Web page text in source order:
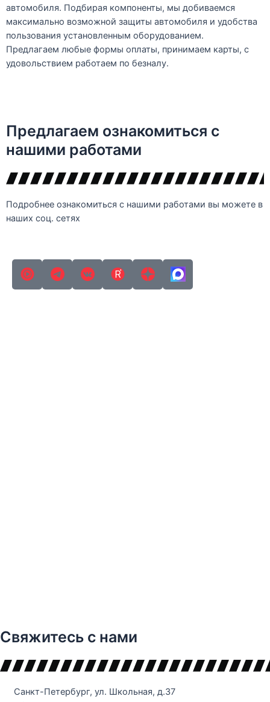
автомобиля. Подбирая компоненты, мы добиваемся
максимально возможной защиты автомобиля и удобства
пользования установленным оборудованием.
Предлагаем любые формы оплаты, принимаем карты, с
удовольствием работаем по безналу.
Предлагаем ознакомиться с
нашими работами
Подробнее ознакомиться с нашими работами вы можете в
наших соц. сетях
Свяжитесь с нами
Санкт-Петербург, ул. Школьная, д.37